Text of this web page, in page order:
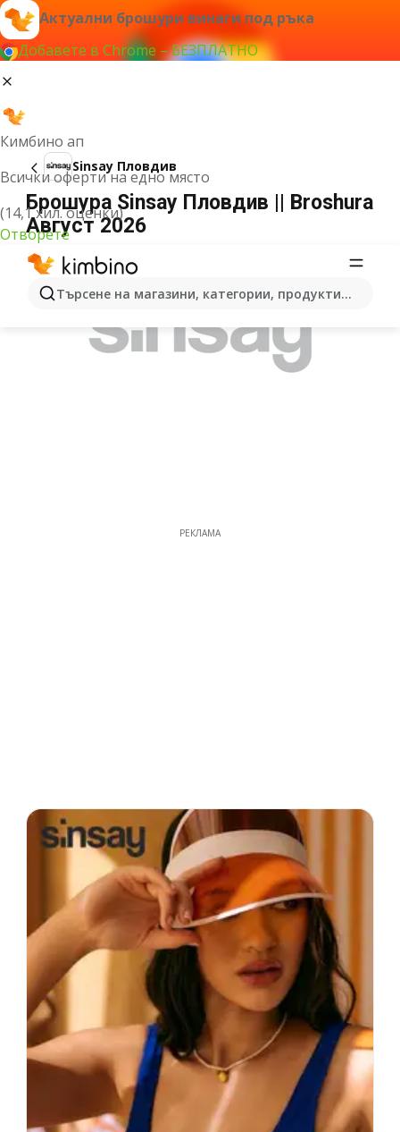
Актуални брошури винаги под ръка
Добавете в Chrome – БЕЗПЛАТНО
Кимбино ап
Всички оферти на едно място
(14,1 хил. оценки)
Отворете
Търсене на магазини, категории, продукти...
Sinsay Пловдив
Брошура Sinsay Пловдив || Broshura
Август 2026
РЕКЛАМА